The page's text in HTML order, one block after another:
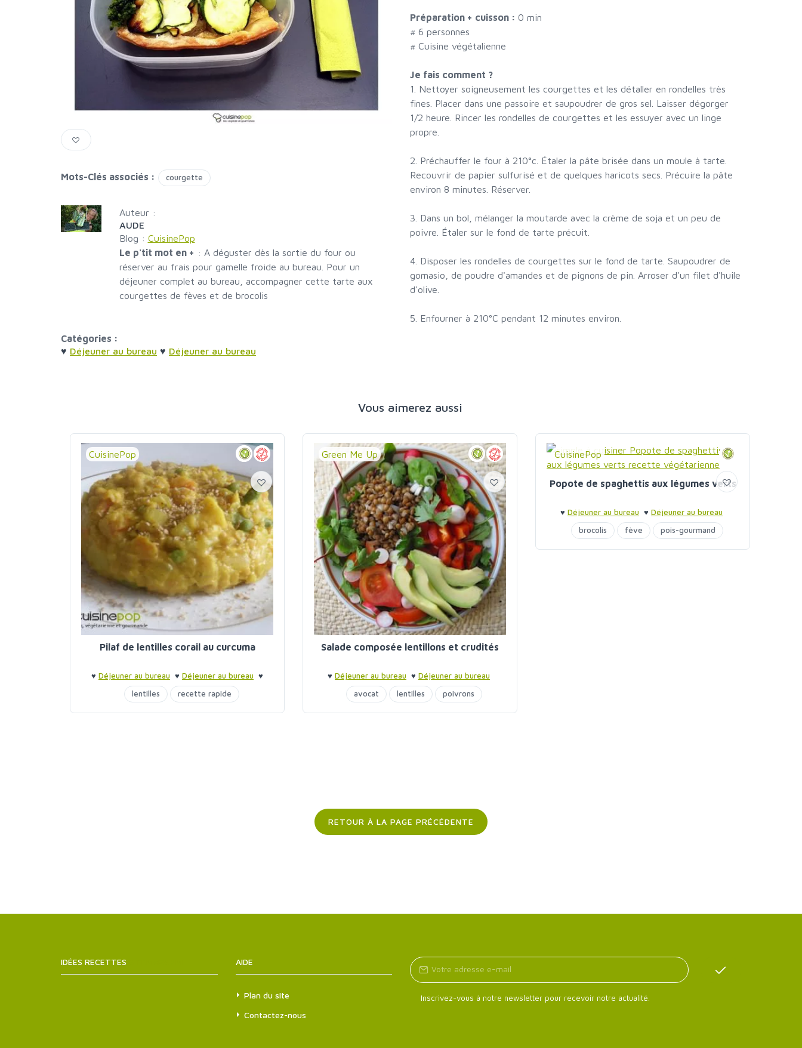
Mots-Clés associés : courgette
Auteur :
AUDE
Blog : CuisinePop
Le p'tit mot en + : A déguster dès la sortie du four ou
réserver au frais pour gamelle froide au bureau. Pour un
déjeuner complet au bureau, accompagner cette tarte aux
courgettes de fèves et de brocolis
Catégories :
♥ Déjeuner au bureau ♥ Déjeuner au bureau
Préparation + cuisson : 0 min
# 6 personnes
# Cuisine végétalienne
Je fais comment ?
1. Nettoyer soigneusement les courgettes et les détaller en rondelles très
fines. Placer dans une passoire et saupoudrer de gros sel. Laisser dégorger
1/2 heure. Rincer les rondelles de courgettes et les essuyer avec un linge
propre.
2. Préchauffer le four à 210°c. Étaler la pâte brisée dans un moule à tarte.
Recouvrir de papier sulfurisé et de quelques haricots secs. Précuire la pâte
environ 8 minutes. Réserver.
3. Dans un bol, mélanger la moutarde avec la crème de soja et un peu de
poivre. Étaler sur le fond de tarte précuit.
4. Disposer les rondelles de courgettes sur le fond de tarte. Saupoudrer de
gomasio, de poudre d'amandes et de pignons de pin. Arroser d'un filet d'huile
d'olive.
5. Enfourner à 210°C pendant 12 minutes environ.
Vous aimerez aussi
CuisinePop
Pilaf de lentilles corail au curcuma
♥ Déjeuner au bureau ♥ Déjeuner au bureau ♥
Autres plats cuisinés
lentilles recette rapide
Green Me Up
Salade composée lentillons et crudités
♥ Déjeuner au bureau ♥ Déjeuner au bureau
avocat
lentilles poivrons
CuisinePop
Popote de spaghettis aux légumes verts
♥ Déjeuner au bureau ♥ Déjeuner au bureau
brocolis
fève pois-gourmand
RETOUR À LA PAGE PRÉCÉDENTE
IDÉES RECETTES AIDE
Plan du site
Contactez-nous
Inscrivez-vous à notre newsletter pour recevoir notre actualité.